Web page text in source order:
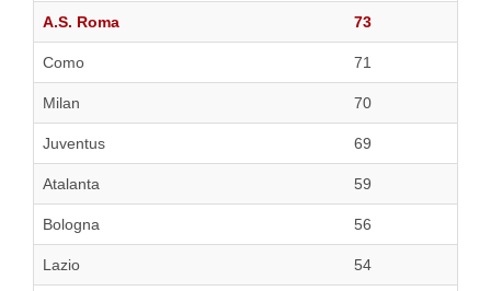
A.S. Roma 73
Como 71
Milan 70
Juventus 69
Atalanta 59
Bologna 56
Lazio 54